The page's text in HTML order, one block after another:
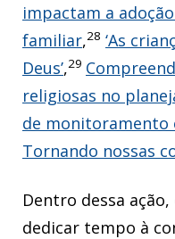
impactam a
familiar,28 ‘As
Deus’,29
religiosas no
de monitoramento
Tornando nossas
Dentro dessa
dedicar tempo à